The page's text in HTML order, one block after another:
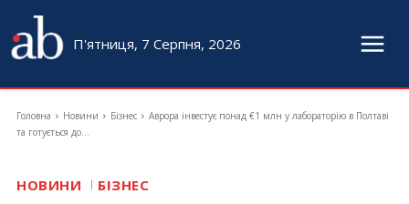
П'ятниця, 7 Серпня, 2026
Головна Новини Бізнес
Аврора інвестує понад €1 млн у лабораторію в Полтаві
та готується до...
НОВИНИ БІЗНЕС